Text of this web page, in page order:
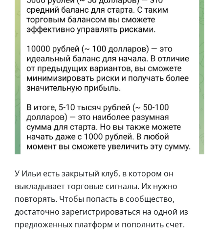
У Ильи есть закрытый клуб, в котором он
выкладывает торговые сигналы. Их нужно
повторять. Чтобы попасть в сообщество,
достаточно зарегистрироваться на одной из
предложенных платформ и пополнить счет.